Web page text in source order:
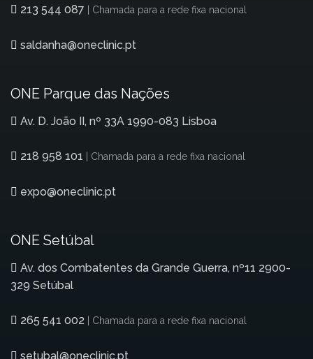
213 544 087 | Chamada para a rede fixa nacional
saldanha@oneclinic.pt
ONE Parque das Nações
Av. D. João II, nº 33A 1990-083 Lisboa
218 958 101 | Chamada para a rede fixa nacional
expo@oneclinic.pt
ONE Setúbal
Av. dos Combatentes da Grande Guerra, nº11 2900-
329 Setúbal
265 541 002 | Chamada para a rede fixa nacional
setubal@oneclinic.pt